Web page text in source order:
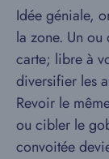
Idée géniale,
la zone. Un ou
carte; libre à
diversifier les
Revoir le
ou cibler le
convoitée